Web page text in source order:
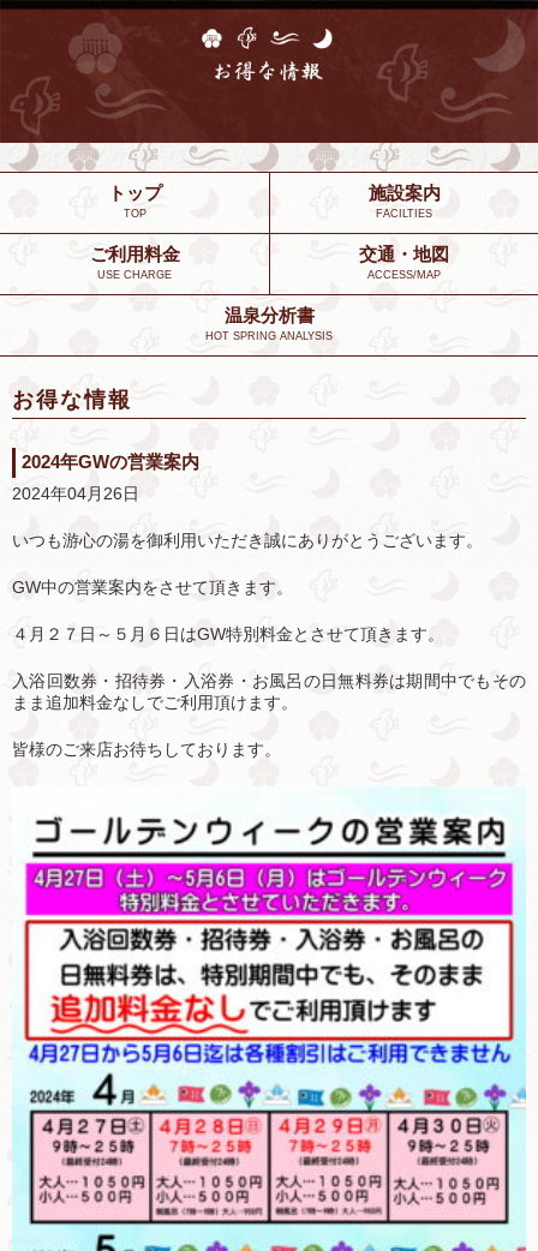
トップ
TOP
施設案内
FACILTIES
ご利用料金
USE CHARGE
交通・地図
ACCESS/MAP
温泉分析書
HOT SPRING ANALYSIS
お得な情報
2024年GWの営業案内
2024年04月26日
いつも游心の湯を御利用いただき誠にありがとうございます。
GW中の営業案内をさせて頂きます。
４月２７日～５月６日はGW特別料金とさせて頂きます。
入浴回数券・招待券・入浴券・お風呂の日無料券は期間中でもその
まま追加料金なしでご利用頂けます。
皆様のご来店お待ちしております。